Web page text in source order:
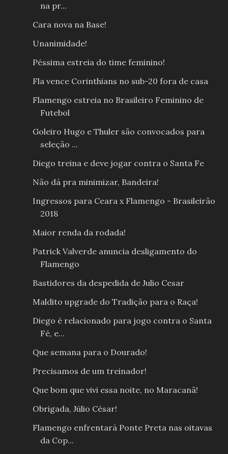
na pr...
Cara nova na Base!
Unanimidade!
Péssima estreia do time feminino!
Fla vence Corinthians no sub-20 fora de casa
Flamengo estreia no Brasileiro Feminino de
Futebol
Goleiro Hugo e Thuler são convocados para
seleção ...
Diego treina e deve jogar contra o Santa Fe
Não dá pra minimizar, Bandeira!
Ingressos para Ceara x Flamengo - Brasileirão
2018
Maior renda da rodada!
Patrick Valverde anuncia desligamento do
Flamengo
Bastidores da despedida de Julio Cesar
Maldito upgrade do Tradição para o Raça!
Diego é relacionado para jogo contra o Santa
Fé, e...
Que semana para o Dourado!
Precisamos de um treinador!
Que bom que vivi essa noite, no Maracanã!
Obrigada, Júlio César!
Flamengo enfrentará Ponte Preta nas oitavas
da Cop...